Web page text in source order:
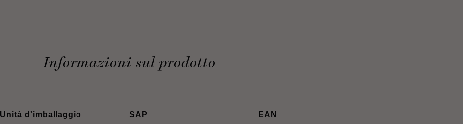
Informazioni sul prodotto
Unità d'imballaggio SAP EAN